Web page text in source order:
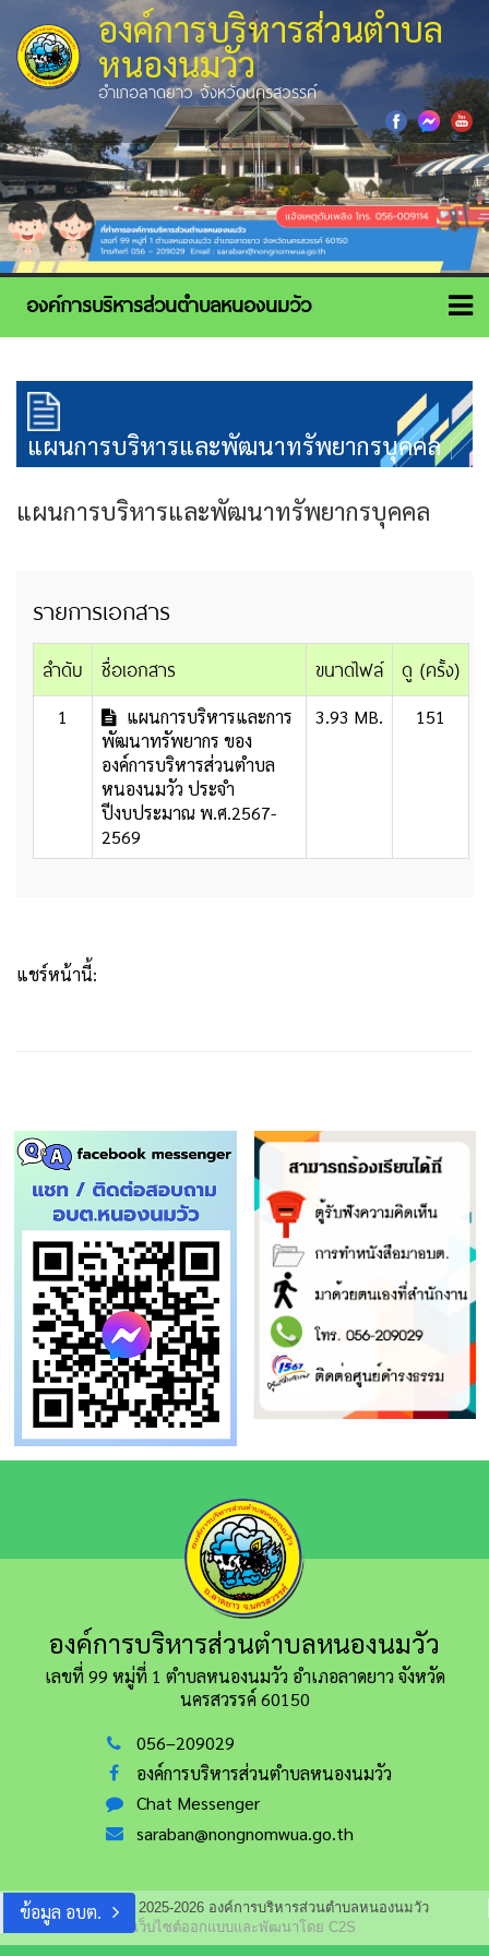
องค์การบริหารส่วนตำบล
หนองนมวัว
อำเภอลาดยาว จังหวัดนครสวรรค์
ข้อมูล อบต.
แผนการบริหารและพัฒนาทรัพยากรบุคคล
แผนการบริหารและพัฒนาทรัพยากรบุคคล
รายการเอกสาร
ลำดับ ชื่อเอกสาร ขนาดไฟล์ ดู (ครั้ง)
1
แผนการบริหารและการ
พัฒนาทรัพยากร ของ
องค์การบริหารส่วนตำบล
หนองนมวัว ประจำ
ปีงบประมาณ พ.ศ.2567-
2569
3.93 MB. 151
แชร์หน้านี้:
องค์การบริหารส่วนตำบลหนองนมวัว
เลขที่ 99 หมู่ที่ 1 ตำบลหนองนมวัว อำเภอลาดยาว จังหวัด
นครสวรรค์ 60150
056–209029
องค์การบริหารส่วนตำบลหนองนมวัว
Chat Messenger
saraban@nongnomwua.go.th
Copyright © 2025-2026 องค์การบริหารส่วนตำบลหนองนมวัว
เว็บไซต์ออกแบบและพัฒนาโดย C2S